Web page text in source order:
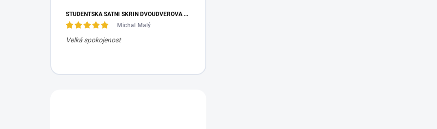
STUDENTSKÁ ŠATNÍ SKŘÍŇ DVOUDVEŘOVÁ TRIO
Michal Malý
Velká spokojenost